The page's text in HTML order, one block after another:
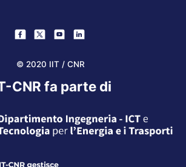
© 2020 IIT / CNR
CNR fa parte di